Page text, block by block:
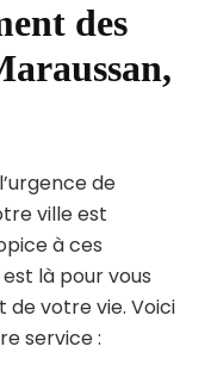
des
de
ville est
à ces
là pour vous
de votre vie. Voici
service :